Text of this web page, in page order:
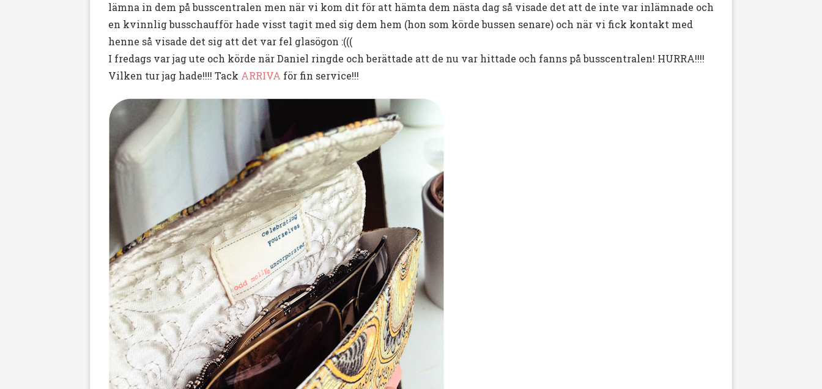
lämna in dem på busscentralen men när vi kom dit för att hämta dem nästa dag så visade det att de inte var inlämnade och
en kvinnlig busschaufför hade visst tagit med sig dem hem (hon som körde bussen senare) och när vi fick kontakt med
henne så visade det sig att det var fel glasögon :(((
I fredags var jag ute och körde när Daniel ringde och berättade att de nu var hittade och fanns på busscentralen! HURRA!!!!
Vilken tur jag hade!!!! Tack ARRIVA för fin service!!!